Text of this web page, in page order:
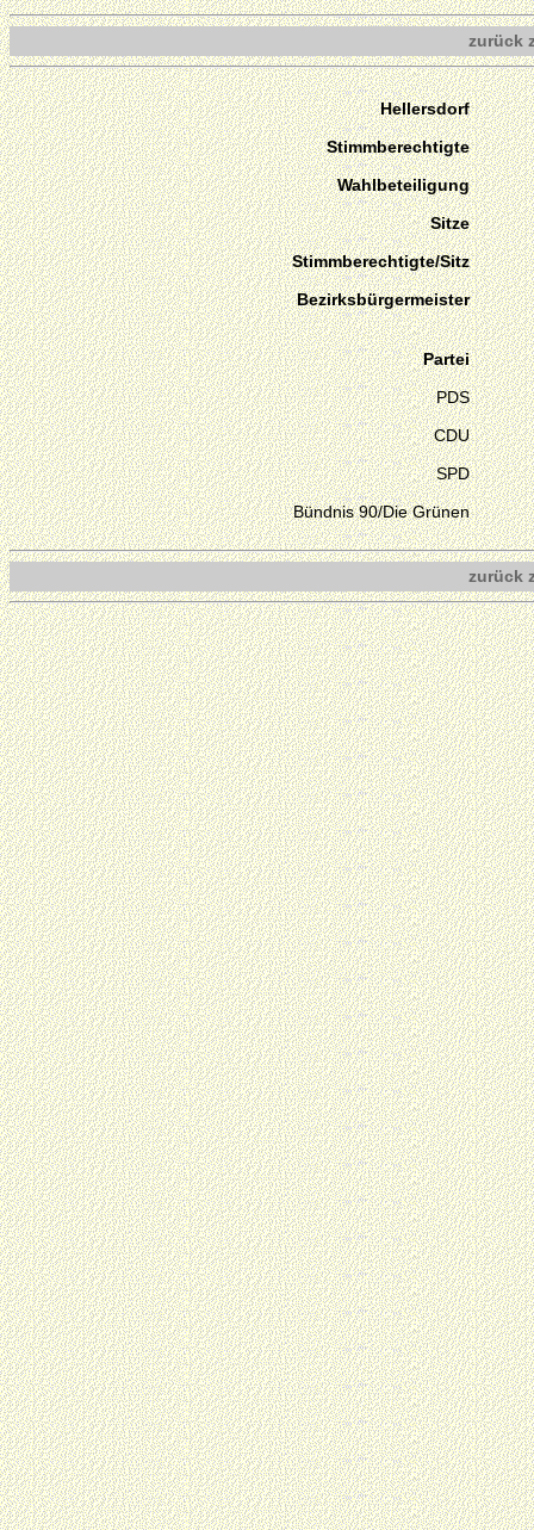
zurück
Hellersdorf
Stimmberechtigte
Wahlbeteiligung
Sitze
Stimmberechtigte/Sitz
Bezirksbürgermeister
Partei
PDS
CDU
SPD
Bündnis 90/Die Grünen
zurück